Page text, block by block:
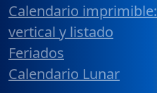
Calendario
vertical y listado
Feriados
Calendario Lunar